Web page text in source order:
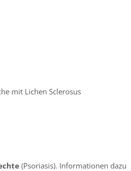
mit Lichen Sclerosus
(Psoriasis). Informationen dazu